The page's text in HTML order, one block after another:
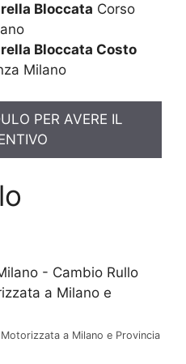
Bloccata Corso
Bloccata Costo
Milano
PER AVERE IL
a Milano e Provincia